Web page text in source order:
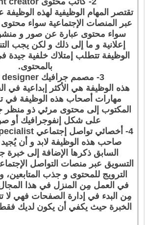
تقتصر المهام الوظيفية لهذه الوظيفة
عبر المنصات الإجتماعية سواء
سواء محتوى عبارة عن صور و
إعلانية و ما إلى ذلك و لكن يجب
الوظيفة تتطلب إمتلاك خلفية جيدة
بالمحتوى.
3- مصمم جرافيك Graphic designer
هذه الوظيفة هي الأكثر إبداعية في
مهارات أصحاب هذه الوظيفة في
المكتوب إلى محتوى مرئي ذو منظر
على شكل إنفوجرافيك أو
4- أخصائي تواصل إجتماعي Social media specialist
صاحب هذه الوظيفة لابد و أن
السابق ذكرها الإضافة إلى
التسويق عبر منصات التواصل
الترويج للمحتوى و جذب المتابعين،
في العمل مِن المنزل في هذا المجال
مِن البدء في إدارة الصفحات فهي
الخبرة حيث يكفي أن يكون لديك